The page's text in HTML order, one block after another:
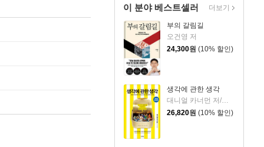
이 분야 베스트셀러
부의 갈림길
오건영 저
24,300원 (10% 할인)
생각에 관한 생각
대니얼 카너먼 저/이창신 역
26,820원 (10% 할인)
더보기